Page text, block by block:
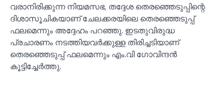
വരാനിരിക്കുന്ന നിയമസഭ, തദ്ദേശ തെരഞ്ഞെടുപ്പിന്റെ
ദിശാസൂചികയാണ് ചേലക്കരയിലെ തെരഞ്ഞെടുപ്പ്
ഫലമെന്നും അദ്ദേഹം പറഞ്ഞു. ഇടതുവിരുദ്ധ
പ്രചാരണം നടത്തിയവർക്കുള്ള തിരിച്ചടിയാണ്
തെരഞ്ഞെടുപ്പ് ഫലമെന്നും എം.വി ഗോവിന്ദൻ
കൂട്ടിച്ചേർത്തു.